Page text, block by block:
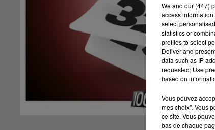
We and our (447)
access
select
statistics or
profiles to select
Deliver and
data such as IP
requested; Use
based on
Vous pouvez
mes choix". Vous
ce site. Vous
bas de chaque